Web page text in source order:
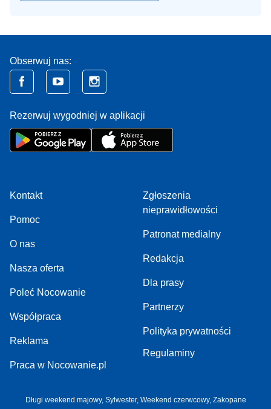
Obserwuj nas:
Rezerwuj wygodniej w aplikacji
Kontakt
Pomoc
O nas
Nasza oferta
Poleć Nocowanie
Współpraca
Reklama
Praca w Nocowanie.pl
Zgłoszenia
nieprawidłowości
Patronat medialny
Redakcja
Dla prasy
Partnerzy
Polityka prywatności
Regulaminy
Długi weekend majowy, Sylwester, Weekend czerwcowy, Zakopane